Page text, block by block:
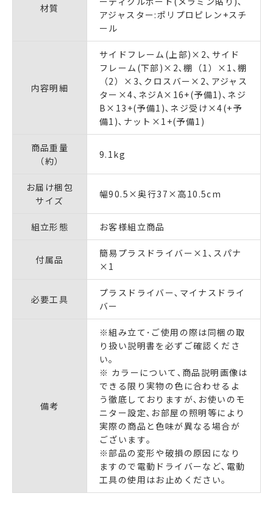
材質
アジャスター:ポリプロピレン+スチ
ール
内容明細
サイドフレーム(上部)×2､サイド
フレーム(下部)×2､棚（1）×1､棚
（2）×3､クロスバー×2､アジャス
ター×4､ネジA×16+(予備1)､ネジ
B×13+(予備1)､ネジ受け×4(+予
備1)､ナット×1+(予備1)
商品重量
（約）
9.1kg
お届け梱包
サイズ
幅90.5×奥行37×高10.5cm
組立形態 お客様組立商品
付属品
簡易プラスドライバー×1､スパナ
×1
必要工具
プラスドライバー､マイナスドライ
バー
備考
※組み立て･ご使用の際は同梱の取
り扱い説明書を必ずご確認くださ
い｡
※ カラーについて､商品説明画像は
できる限り実物の色に合わせるよ
う徹底しておりますが､お使いのモ
ニター設定､お部屋の照明等により
実際の商品と色味が異なる場合が
ございます｡
※部品の変形や破損の原因になり
ますので電動ドライバーなど､電動
工具の使用はお止めください｡